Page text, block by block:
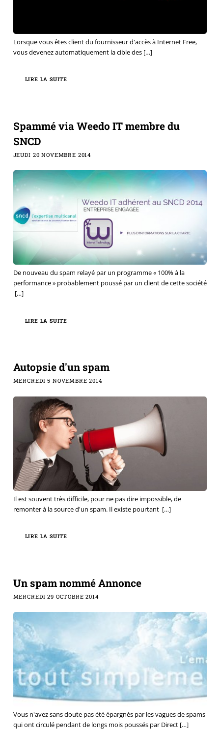
Lorsque vous êtes client du fournisseur d'accès à Internet Free,
vous devenez automatiquement la cible des[…]
LIRE LA SUITE
Spammé via Weedo IT membre du
SNCD
JEUDI 20 NOVEMBRE 2014
De nouveau du spam relayé par un programme « 100% à la
performance » probablement poussé par un client de cette société
[…]
LIRE LA SUITE
Autopsie d'un spam
MERCREDI 5 NOVEMBRE 2014
Il est souvent très difficile, pour ne pas dire impossible, de
remonter à la source d'un spam. Il existe pourtant […]
LIRE LA SUITE
Un spam nommé Annonce
MERCREDI 29 OCTOBRE 2014
Vous n'avez sans doute pas été épargnés par les vagues de spams
qui ont circulé pendant de longs mois poussés par Direct[…]